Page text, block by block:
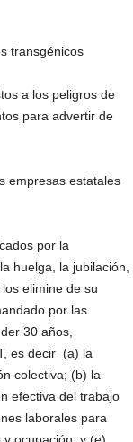
transgénicos
a los peligros de
para advertir de
empresas estatales
por la
huelga, la jubilación,
elimine de su
por las
30 años,
es decir (a) la
colectiva; (b) la
efectiva del trabajo
laborales para